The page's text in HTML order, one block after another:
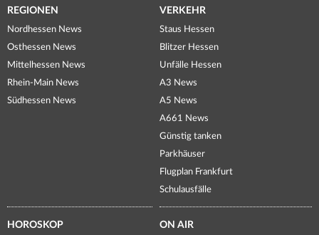
REGIONEN
Nordhessen News
Osthessen News
Mittelhessen News
Rhein-Main News
Südhessen News
VERKEHR
Staus Hessen
Blitzer Hessen
Unfälle Hessen
A3 News
A5 News
A661 News
Günstig tanken
Parkhäuser
Flugplan Frankfurt
Schulausfälle
HOROSKOP ON AIR